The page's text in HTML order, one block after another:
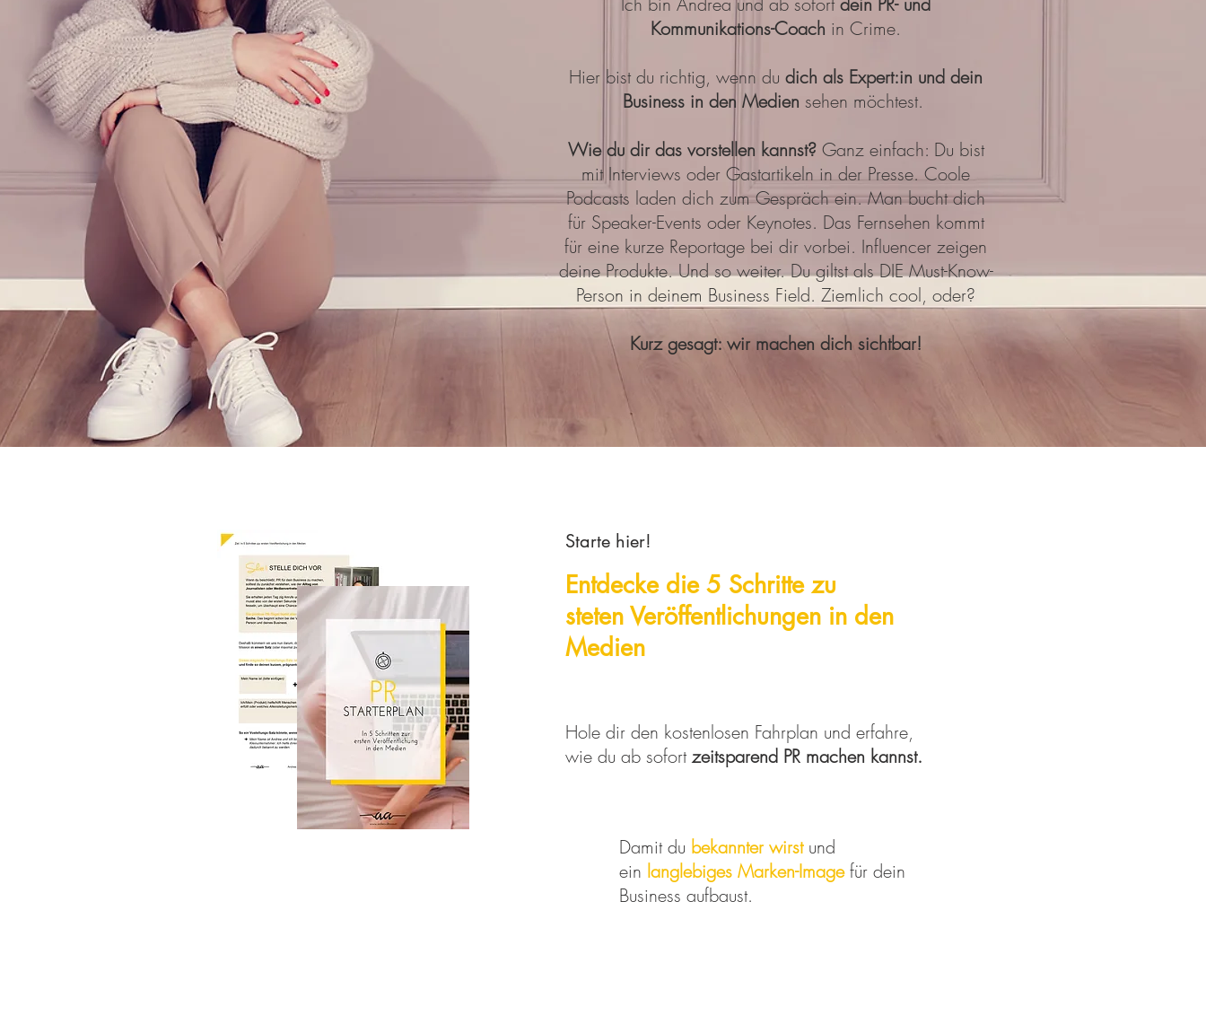
Kommunikations-Coach in Crime.
Hier bist du richtig, wenn du dich als Expert:in und dein
Business in den Medien sehen möchtest.
Wie du dir das vorstellen kannst? Ganz einfach: Du bist
mit Interviews oder Gastartikeln in der Presse. Coole
Podcasts laden dich zum Gespräch ein. Man bucht dich
für Speaker-Events oder Keynotes. Das Fernsehen kommt
für eine kurze Reportage bei dir vorbei. Influencer zeigen
deine Produkte. Und so weiter. Du giltst als DIE Must-Know-
Person in deinem Business Field. Ziemlich cool, oder?
Kurz gesagt: wir machen dich sichtbar!
Starte hier!
Entdecke die 5 Schritte zu
steten Veröffentlichungen in den
Medien
Hole dir den kostenlosen Fahrplan und erfahre,
wie du ab sofortzeitsparend PR machen kannst.
Damit du bekannter wirstund
ein langlebiges Marken-Imagefür dein
Business aufbaust.